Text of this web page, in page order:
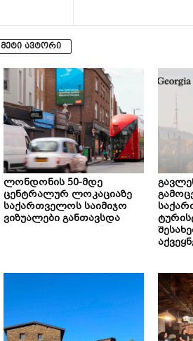
მეტი ავტორი
ლონდონის 50-მდე
ცენტრალურ ლოკაციაზე
საქართველოს საიმიჯო
ვიზუალები განთავსდა